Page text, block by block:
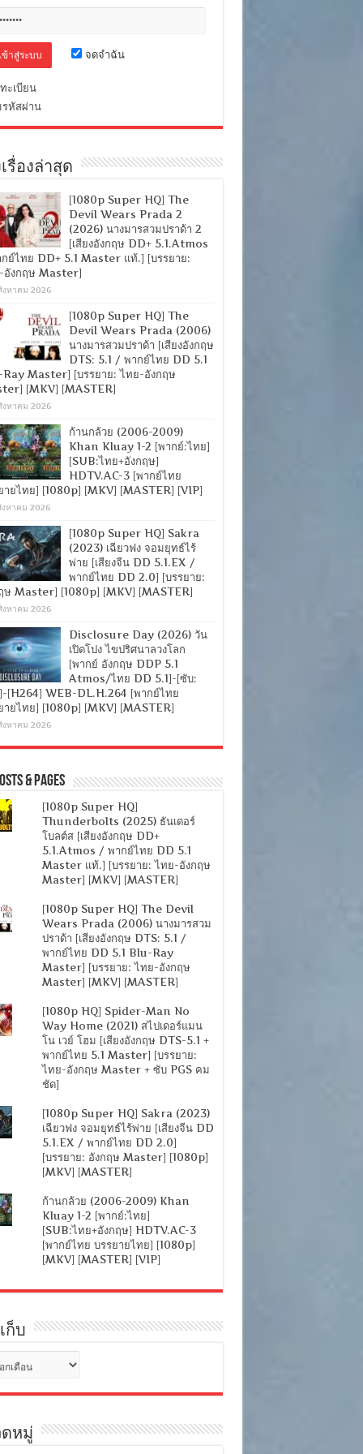
จดจำฉัน
ะเบียน
หัสผ่าน
รื่องล่าสุด
[1080p Super HQ] The
Devil Wears Prada 2
(2026) นางมารสวมปราด้า 2
[เสียงอังกฤษ DD+ 5.1.Atmos
ย์ไทย DD+ 5.1 Master แท้.] [บรรยาย:
อังกฤษ Master]
งหาคม 2026
[1080p Super HQ] The
Devil Wears Prada (2006)
นางมารสวมปราด้า [เสียงอังกฤษ
DTS: 5.1 / พากย์ไทย DD 5.1
Master] [บรรยาย: ไทย-อังกฤษ
[MKV] [MASTER]
งหาคม 2026
ก้านกล้วย (2006-2009)
Khan Kluay 1-2 [พากย์:ไทย]
[SUB:ไทย+อังกฤษ]
HDTV.AC-3 [พากย์ไทย
ายไทย] [1080p] [MKV] [MASTER] [VIP]
งหาคม 2026
[1080p Super HQ] Sakra
(2023) เฉียวฟง จอมยุทธ์ไร้
พ่าย [เสียงจีน DD 5.1.EX /
พากย์ไทย DD 2.0] [บรรยาย:
ษ Master] [1080p] [MKV] [MASTER]
งหาคม 2026
Disclosure Day (2026) วัน
เปิดโปง ไขปริศนาลวงโลก
[พากย์ อังกฤษ DDP 5.1
Atmos/ไทย DD 5.1]-[ซับ:
[H264] WEB-DL.H.264 [พากย์ไทย
ายไทย] [1080p] [MKV] [MASTER]
งหาคม 2026
& Pages
[1080p Super HQ]
Thunderbolts (2025) ธันเดอร์
โบลต์ส [เสียงอังกฤษ DD+
5.1.Atmos / พากย์ไทย DD 5.1
Master แท้.] [บรรยาย: ไทย-อังกฤษ
Master] [MKV] [MASTER]
[1080p Super HQ] The Devil
Wears Prada (2006) นางมารสวม
ปราด้า [เสียงอังกฤษ DTS: 5.1 /
พากย์ไทย DD 5.1 Blu-Ray
Master] [บรรยาย: ไทย-อังกฤษ
Master] [MKV] [MASTER]
[1080p HQ] Spider-Man No
Way Home (2021) สไปเดอร์แมน
โน เวย์ โฮม [เสียงอังกฤษ DTS-5.1 +
พากย์ไทย 5.1 Master] [บรรยาย:
ไทย-อังกฤษ Master + ซับ PGS คม
ชัด]
[1080p Super HQ] Sakra (2023)
เฉียวฟง จอมยุทธ์ไร้พ่าย [เสียงจีน DD
5.1.EX / พากย์ไทย DD 2.0]
[บรรยาย: อังกฤษ Master] [1080p]
[MKV] [MASTER]
ก้านกล้วย (2006-2009) Khan
Kluay 1-2 [พากย์:ไทย]
[SUB:ไทย+อังกฤษ] HDTV.AC-3
[พากย์ไทย บรรยายไทย] [1080p]
[MKV] [MASTER] [VIP]
ก็บ
หมู่